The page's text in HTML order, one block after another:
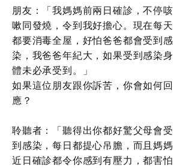
朋友：「我媽媽前兩日確診，不停咳
嗽同發燒，令到我好擔心。現在每天
都要消毒全屋，好怕爸爸都會受到感
染，我爸爸年紀大，如果受到感染身
體未必承受到。」
如果這位朋友跟你訴苦，你會如何回
應？
聆聽者：「聽得出你都好驚父母會受
到感染，每日都提心吊膽，而且媽媽
近日確診都令你感到有壓力，都害怕